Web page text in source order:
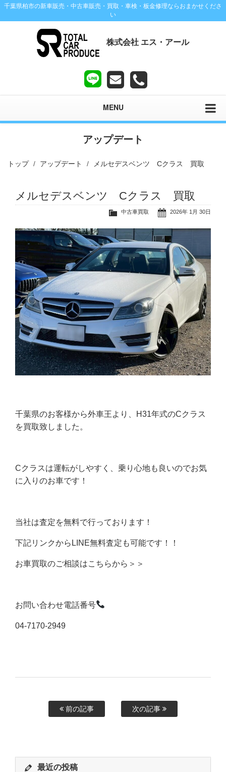
千葉県柏市の新車販売・中古車販売・買取・車検・板金修理ならおまかせくださ
い
株式会社 エス・アール
MENU
アップデート
トップ アップデート メルセデスベンツ Cクラス 買取
メルセデスベンツ Cクラス 買取
2026年 1月 30日
中古車買取
千葉県のお客様から外車王より、H31年式のCクラス
を買取致しました。
Cクラスは運転がしやすく、乗り心地も良いのでお気
に入りのお車です！
当社は査定を無料で行っております！
下記リンクからLINE無料査定も可能です！！
お車買取のご相談はこちらから＞＞
お問い合わせ電話番号
04-7170-2949
前の記事 次の記事
最近の投稿